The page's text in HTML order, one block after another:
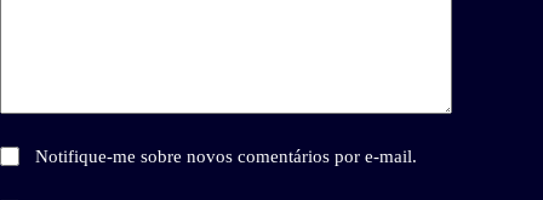
Notifique-me sobre novos comentários por e-mail.